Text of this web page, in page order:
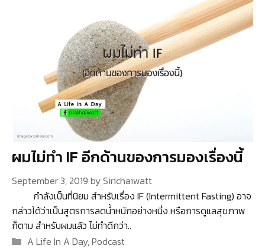
ผมไม่ทำ IF อีกด้านของการมองเรื่องนี้
September 3, 2019 bySirichaiwatt
กำลังเป็นที่นิยม สำหรับเรื่อง IF (Intermittent Fasting) อาจ
กล่าวได้ว่าเป็นสูตรการลดน้ำหนักอย่างหนึ่ง หรือการดูแลสุขภาพ
ก็ตาม สำหรับผมแล้ว ไม่ทำดีกว่า..
Categories
A Life In A Day,Podcast